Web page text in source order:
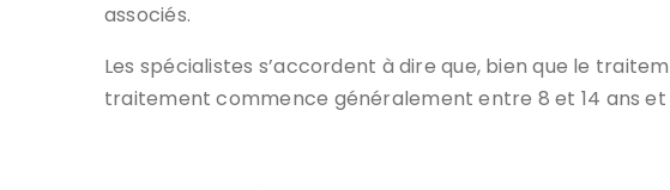
associés.
Les spécialistes s’accordent à dire que, bien que le
traitement commence généralement entre 8 et 14 ans et